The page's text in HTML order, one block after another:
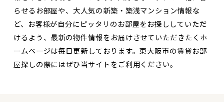
らせるお部屋や、大人気の新築・築浅マンション情報な
ど、お客様が自分にピッタリのお部屋をお探ししていただ
けるよう、最新の物件情報をお届けさせていただきたくホ
ームページは毎日更新しております。東大阪市の賃貸お部
屋探しの際にはぜひ当サイトをご利用ください。